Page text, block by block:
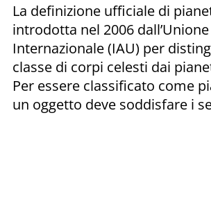
La definizione ufficiale di
introdotta nel 2006
Internazionale (IAU) per
classe di corpi celesti dai
Per essere classificato come
un oggetto deve soddisfare i